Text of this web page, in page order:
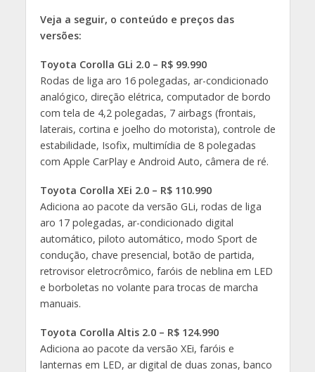
Veja a seguir, o conteúdo e preços das
versões:
Toyota Corolla GLi 2.0 – R$ 99.990
Rodas de liga aro 16 polegadas, ar-condicionado
analógico, direção elétrica, computador de bordo
com tela de 4,2 polegadas, 7 airbags (frontais,
laterais, cortina e joelho do motorista), controle de
estabilidade, Isofix, multimídia de 8 polegadas
com Apple CarPlay e Android Auto, câmera de ré.
Toyota Corolla XEi 2.0 – R$ 110.990
Adiciona ao pacote da versão GLi, rodas de liga
aro 17 polegadas, ar-condicionado digital
automático, piloto automático, modo Sport de
condução, chave presencial, botão de partida,
retrovisor eletrocrômico, faróis de neblina em LED
e borboletas no volante para trocas de marcha
manuais.
Toyota Corolla Altis 2.0 – R$ 124.990
Adiciona ao pacote da versão XEi, faróis e
lanternas em LED, ar digital de duas zonas, banco